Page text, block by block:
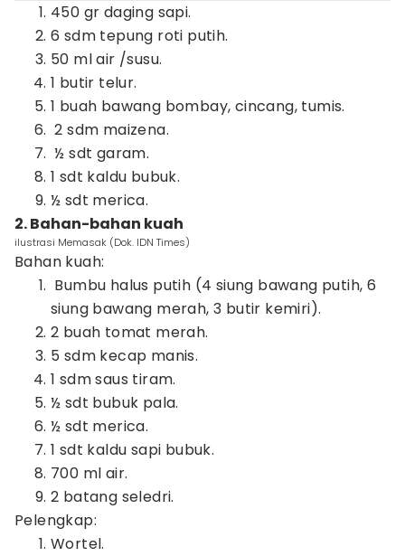
450 gr daging sapi.
6 sdm tepung roti putih.
50 ml air /susu.
1 butir telur.
1 buah bawang bombay, cincang, tumis.
2 sdm maizena.
½ sdt garam.
1 sdt kaldu bubuk.
½ sdt merica.
2. Bahan-bahan kuah
ilustrasi Memasak (Dok. IDN Times)
Bahan kuah:
Bumbu halus putih (4 siung bawang putih, 6
siung bawang merah, 3 butir kemiri).
2 buah tomat merah.
5 sdm kecap manis.
1 sdm saus tiram.
½ sdt bubuk pala.
½ sdt merica.
1 sdt kaldu sapi bubuk.
700 ml air.
2 batang seledri.
Pelengkap:
Wortel.